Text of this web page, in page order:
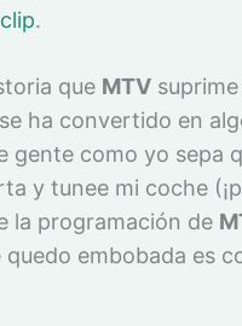
.
que MTV
ha convertido en
gente como yo sepa
y tunee mi coche
la programación de
embobada es